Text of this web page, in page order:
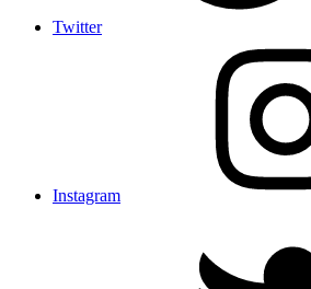
Twitter
Instagram